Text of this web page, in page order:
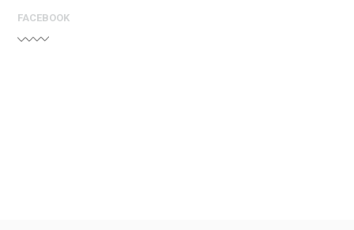
FACEBOOK